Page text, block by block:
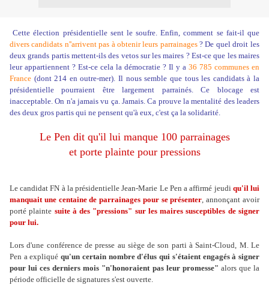
Cette élection présidentielle sent le soufre. Enfin, comment se fait-il que
divers candidats n''arrivent pas à obtenir leurs parrainages? De quel droit les
deux grands partis mettent-ils des vetos sur les maires ? Est-ce que les maires
leur appartiennent ? Est-ce cela la démocratie ? Il y a 36 785 communes en
France (dont 214 en outre-mer). Il nous semble que tous les candidats à la
présidentielle pourraient être largement parrainés. Ce blocage est
inacceptable. On n'a jamais vu ça. Jamais. Ca prouve la mentalité des leaders
des deux gros partis qui ne pensent qu'à eux, c'est ça la solidarité.
Le Pen dit qu'il lui manque 100 parrainages
et porte plainte pour pressions
Le candidat FN à la présidentielle Jean-Marie Le Pen a affirmé jeudi qu'il lui
manquait une centaine de parrainages pour se présenter, annonçant avoir
porté plainte suite à des "pressions" sur les maires susceptibles de signer
pour lui.
Lors d'une conférence de presse au siège de son parti à Saint-Cloud, M. Le
Pen a expliquéqu'un certain nombre d'élus qui s'étaient engagés à signer
pour lui ces derniers mois "n'honoraient pas leur promesse" alors que la
période officielle de signatures s'est ouverte.